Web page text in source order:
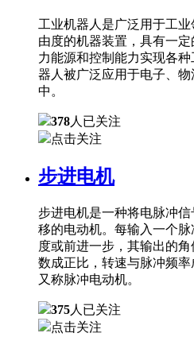
工业机器人是广泛用于工
由度的机器装置，具有一
力能源和控制能力实现各
器人被广泛应用于电子、
中。
378人已关注
点击关注
步进电机
步进电机是一种将电脉冲
移的电动机。每输入一个
度或前进一步，其输出的
数成正比，转速与脉冲频
又称脉冲电动机。
375人已关注
点击关注